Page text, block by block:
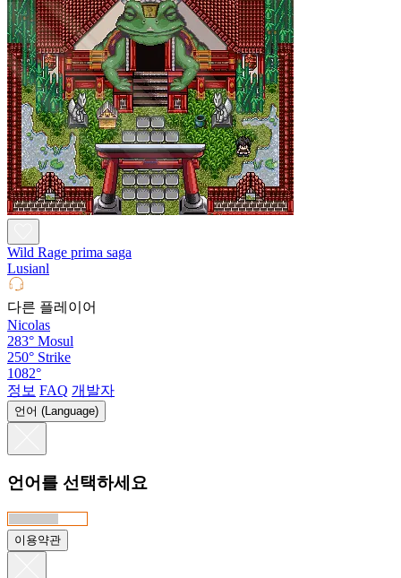
Wild Rage prima saga
Lusianl
다른 플레이어
Nicolas
283° Mosul
250° Strike
1082°
정보 FAQ 개발자
언어 (Language)
언어를 선택하세요
이용약관